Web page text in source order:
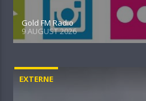
Gold FM Radio
9 AUGUST 2026
EXTERNE